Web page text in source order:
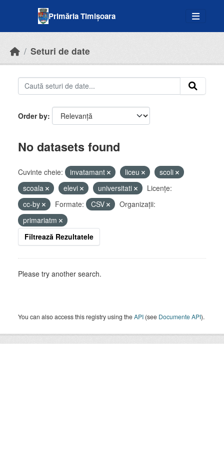
Primăria Timișoara
Seturi de date
Order by
No datasets found
Cuvinte cheie: invatamant liceu
scoli
scoala
elevi universitati
Licenţe:
cc-by
Formate: CSV
Organizații:
primariatm
Filtrează Rezultatele
Please try another search.
You can also access this registry using theAPI (see Documente API).